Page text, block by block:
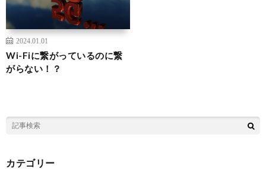
2024.01.01
Wi-Fiに繋がっているのに繋
がらない！？
カテゴリー